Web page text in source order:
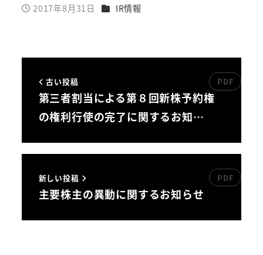
投稿日
2017年8月31日 カテゴリー
IR情報
古い投稿
第三者割当による第８回新株予約権
の権利行使の完了に関するお知…
新しい投稿
主要株主の異動に関するお知らせ